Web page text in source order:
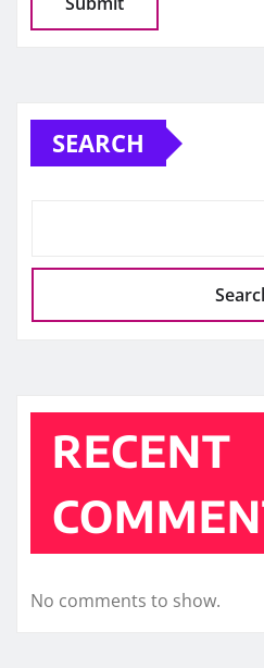
SEARCH
RECENT
No comments to show.